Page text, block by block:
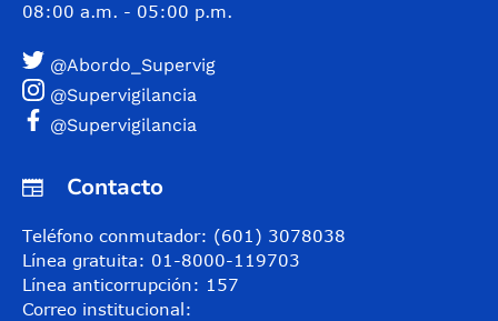
08:00 a.m. - 05:00 p.m.
@Abordo_Supervig
@Supervigilancia
@Supervigilancia
Contacto
Teléfono conmutador: (601) 3078038
Línea gratuita: 01-8000-119703
Línea anticorrupción: 157
Correo institucional: